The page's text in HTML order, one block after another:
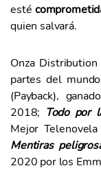
esté
quien salvará.
Onza
partes del
(Payback),
2018; Todo por
Mejor
Mentiras
2020 por los